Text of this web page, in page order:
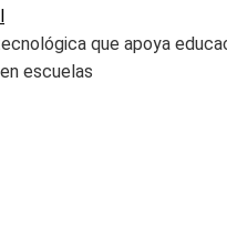
que apoya
escuelas